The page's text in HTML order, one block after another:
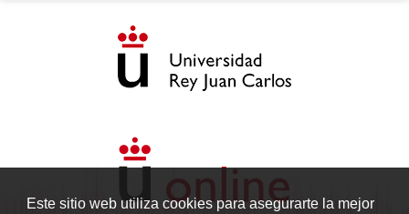
Este sitio web utiliza cookies para asegurarte la mejor